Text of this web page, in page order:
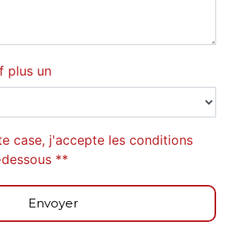
plus un
case, j'accepte les conditions
**
Envoyer